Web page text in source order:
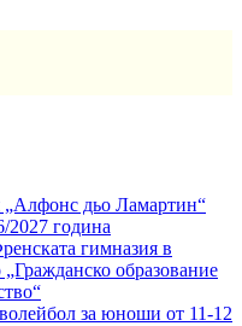
„Алфонс дьо Ламартин“
2027 година
гимназия в
образование
за юноши от 11-12